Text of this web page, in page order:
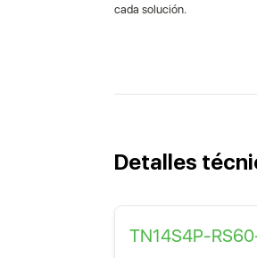
cada solución.
Detalles
TN14S4P-